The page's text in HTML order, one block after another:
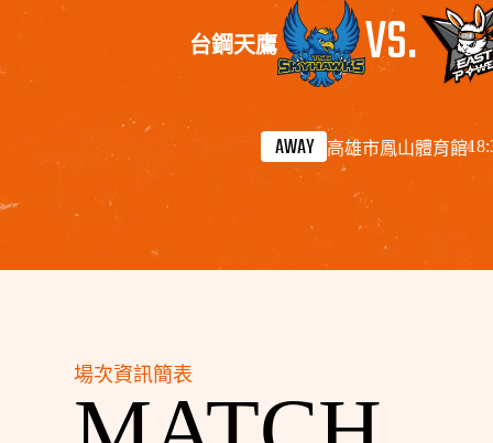
台鋼天鷹 VS.
AWAY 高雄市鳳山體育館
場次資訊簡表